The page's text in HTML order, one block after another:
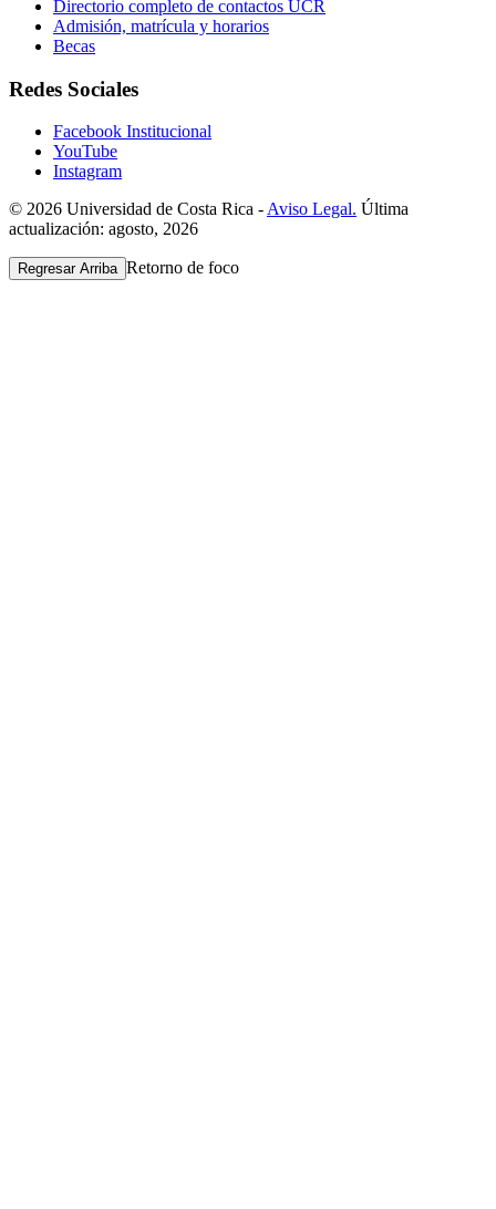
Directorio completo de contactos UCR
Admisión, matrícula y horarios
Becas
Redes Sociales
Facebook Institucional
YouTube
Instagram
© 2026 Universidad de Costa Rica - Aviso Legal. Última
actualización: agosto, 2026
Regresar Arriba Retorno de foco